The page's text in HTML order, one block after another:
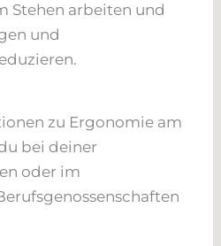
Stehen arbeiten und
und
zu Ergonomie am
bei deiner
oder im